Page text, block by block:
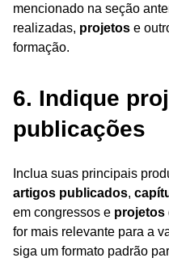
mencionado na seção
realizadas, projetos e
formação.
6. Indique
publicações
Inclua suas principais
artigos publicados,
em congressos e projetos
for mais relevante para a
siga um formato padrão